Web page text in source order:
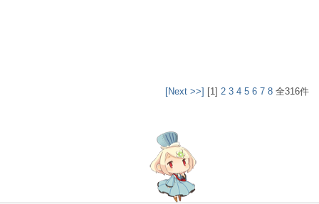
[Next >>] [1] 2 3 4 5 6 7 8 全316件